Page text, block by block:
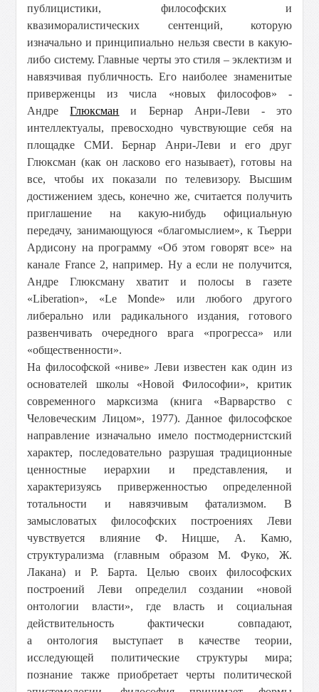
публицистики, философских и
квазиморалистических сентенций, которую
изначально и принципиально нельзя свести в какую-
либо систему. Главные черты это стиля – эклектизм и
навязчивая публичность. Его наиболее знаменитые
приверженцы из числа «новых философов» -
АндреГлюксман и Бернар Анри-Леви - это
интеллектуалы, превосходно чувствующие себя на
площадке СМИ. Бернар Анри-Леви и его друг
Глюксман (как он ласково его называет), готовы на
все, чтобы их показали по телевизору. Высшим
достижением здесь, конечно же, считается получить
приглашение на какую-нибудь официальную
передачу, занимающуюся «благомыслием», к Тьерри
Ардисону на программу «Об этом говорят все» на
канале France 2, например. Ну а если не получится,
Андре Глюксману хватит и полосы в газете
«Liberation», «Le Monde» или любого другого
либерально или радикального издания, готового
развенчивать очередного врага «прогресса» или
«общественности».
На философской «ниве» Леви известен как один из
основателей школы «Новой Философии», критик
современного марксизма (книга «Варварство с
Человеческим Лицом», 1977). Данное философское
направление изначально имело постмодернистский
характер, последовательно разрушая традиционные
ценностные иерархии и представления, и
характеризуясь приверженностью определенной
тотальности и навязчивым фатализмом. В
замысловатых философских построениях Леви
чувствуется влияние Ф. Ницше, А. Камю,
структурализма (главным образом М. Фуко, Ж.
Лакана) и Р. Барта. Целью своих философских
построений Леви определил создании «новой
онтологии власти», где власть и социальная
действительность фактически совпадают,
а онтология выступает в качестве теории,
исследующей политические структуры мира;
познание также приобретает черты политической